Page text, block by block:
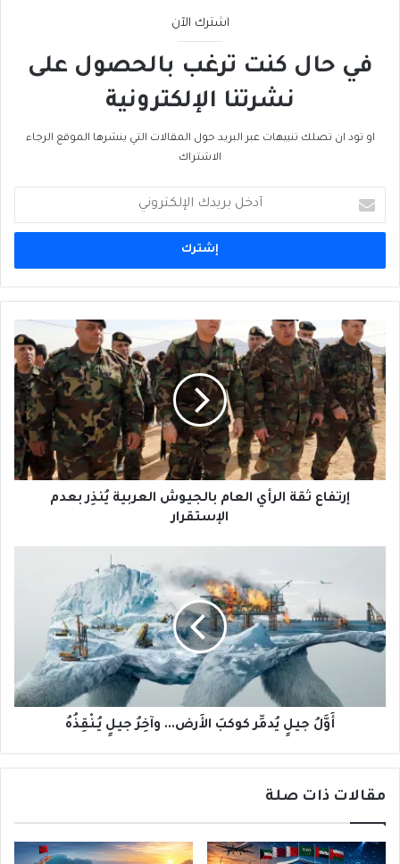
اشترك الآن
في حال كنت ترغب بالحصول على
نشرتنا الإلكترونية
او تود ان تصلك تنبيهات عبر البريد حول المقالات التي ينشرها الموقع الرجاء
الاشتراك
بريدك
الإلكتروني
إرتفاع
ثقة
الرأي
العام
بالجيوش
العربية
يُنذِر
بعدم
الإستقرار
إرتفاع ثقة الرأي العام بالجيوش العربية يُنذِر بعدم
الإستقرار
كوكبَ
الأَرض...
وآخِرُ
أَوَّلُ جيلٍ يُدمِّر كوكبَ الأَرض... وآخِرُ جيلٍ يُـنْقِذُهُ
مقالات ذات صلة